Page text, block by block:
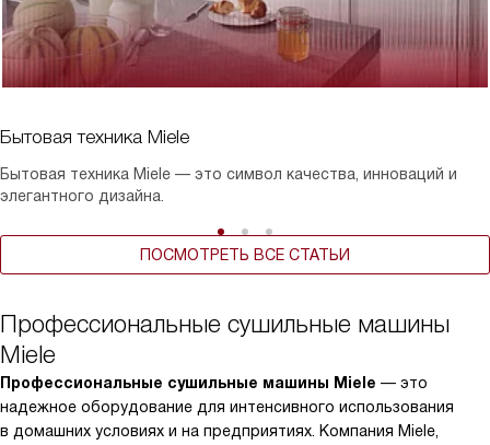
Бытовая техника Miele
Бытовая техника Miele — это символ качества, инноваций и
элегантного дизайна.
ПОСМОТРЕТЬ ВСЕ СТАТЬИ
Профессиональные сушильные машины
Miele
Профессиональные сушильные машины Miele — это
надежное оборудование для интенсивного использования
в домашних условиях и на предприятиях. Компания Miele,